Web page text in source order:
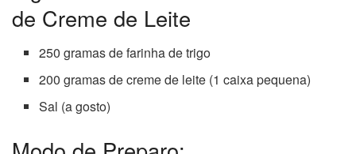
de Creme de Leite
250 gramas de farinha de trigo
200 gramas de creme de leite (1 caixa pequena)
Sal (a gosto)